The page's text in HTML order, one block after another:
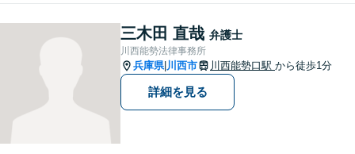
不安を和らげられるように丁
寧に向き合います【夜間・休
日面談可】
三木田 直哉 弁護士
川西能勢法律事務所
兵庫県| 川西市 川西能勢口駅 から徒歩1分
詳細を見る